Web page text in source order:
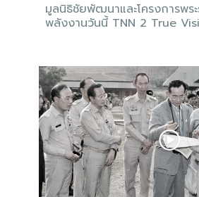
มูลนิธิชัยพัฒนาและโครงการพร
พลังงานวันนี้ TNN 2 True